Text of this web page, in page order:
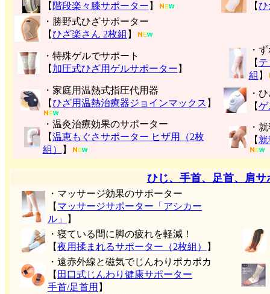
【 階段楽々膝サポーター 】
【ひ
・勝野式ひざサポーター
【ひざ楽さん 2枚組 】
・特殊ゲルでサポート
【 加圧式ひざ用ゲルサポーター 】
・
【
組 】
・家庭用温熱式指圧代用器
【ひざ用温熱治療器ジョインマックス 】
・
【ゲ
・温灸治療効果のサポーター
【温恵もぐさサポーター ヒザ用（2枚
組）
】
・
【
ひじ、手首、足首、肩サ
・マッサージ効果のサポーター
【 マッサージサポーター「アシカー
ル」
】
・寝ている間に脚の疲れを軽減！
【夜用揉まれるサポーター（2枚組） 】
・遠赤外線と磁気でじんわりポカポカ
【 田口式じんわり健康サポーター
手首/足首用 】